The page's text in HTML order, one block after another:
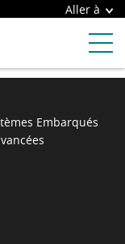
Aller à
Embarqués